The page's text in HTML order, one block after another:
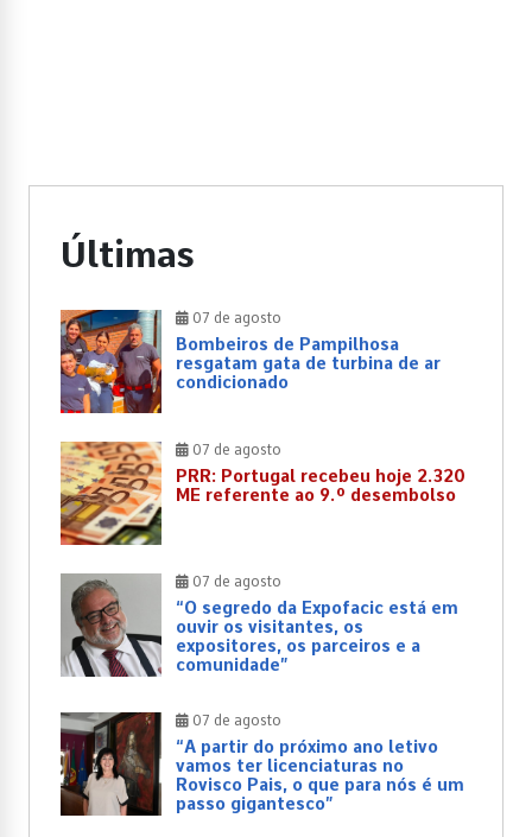
Últimas
07 de agosto
Bombeiros de Pampilhosa
resgatam gata de turbina de ar
condicionado
07 de agosto
PRR: Portugal recebeu hoje 2.320
ME referente ao 9.º desembolso
07 de agosto
“O segredo da Expofacic está em
ouvir os visitantes, os
expositores, os parceiros e a
comunidade”
07 de agosto
“A partir do próximo ano letivo
vamos ter licenciaturas no
Rovisco Pais, o que para nós é um
passo gigantesco”